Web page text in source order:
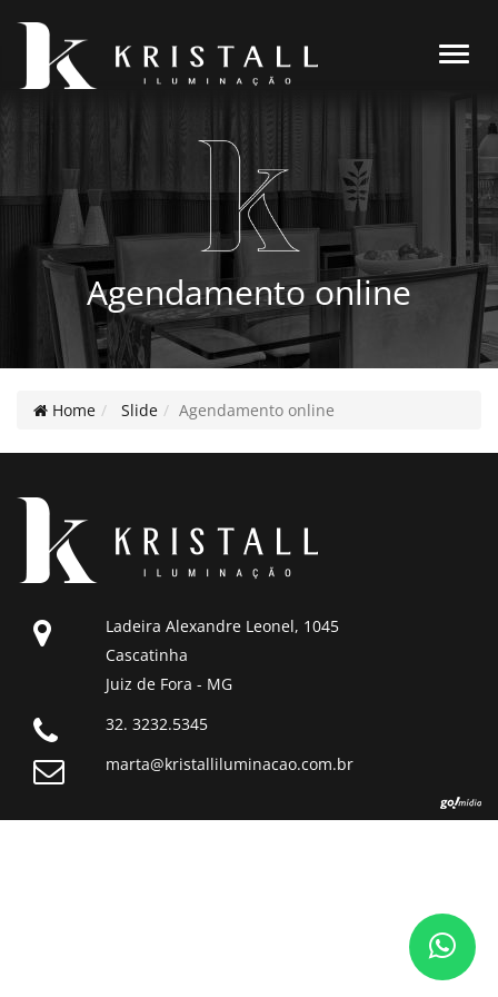
Agendamento online
Home Slide Agendamento online
Ladeira Alexandre Leonel, 1045
Cascatinha
Juiz de Fora - MG
32. 3232.5345
marta@kristalliluminacao.com.br